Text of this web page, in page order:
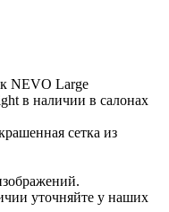
NEVO Large
в наличии в салонах
сетка из
уточняйте у наших